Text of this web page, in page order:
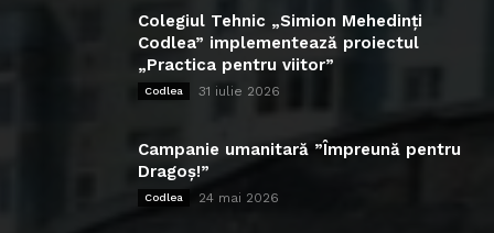
Colegiul Tehnic „Simion Mehedinți
Codlea” implementează proiectul
„Practica pentru viitor”
Codlea 31 iulie 2026
Campanie umanitară ”Împreună pentru
Dragoș!”
Codlea 24 mai 2026